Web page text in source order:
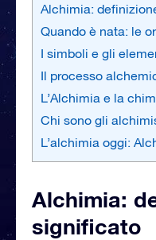
Alchimia:
Quando è nata: le
I simboli e gli
Il processo
L’Alchimia e la
Chi sono gli
L’alchimia oggi:
Alchimia:
significato